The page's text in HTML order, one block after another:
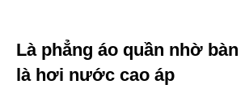
Là phẳng áo quần nhờ bàn
là hơi nước cao áp